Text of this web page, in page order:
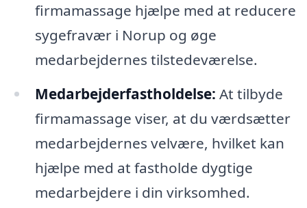
firmamassage hjælpe med at reducere
sygefravær i Norup og øge
medarbejdernes tilstedeværelse.
Medarbejderfastholdelse: At tilbyde
firmamassage viser, at du værdsætter
medarbejdernes velvære, hvilket kan
hjælpe med at fastholde dygtige
medarbejdere i din virksomhed.